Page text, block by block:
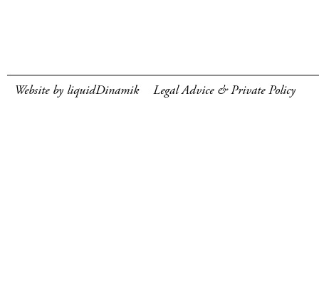
Website by liquidDinamik Legal Advice & Private Policy